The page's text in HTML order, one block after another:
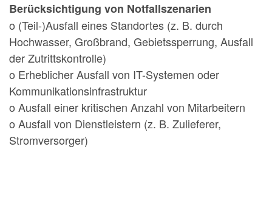
Berücksichtigung von Notfallszenarien
o (Teil-)Ausfall eines Standortes (z. B. durch
Hochwasser, Großbrand, Gebietssperrung, Ausfall
der Zutrittskontrolle)
o Erheblicher Ausfall von IT-Systemen oder
Kommunikationsinfrastruktur
o Ausfall einer kritischen Anzahl von Mitarbeitern
o Ausfall von Dienstleistern (z. B. Zulieferer,
Stromversorger)